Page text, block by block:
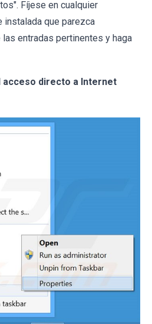
Fíjese en cualquier
que parezca
entradas pertinentes y haga
directo a Internet